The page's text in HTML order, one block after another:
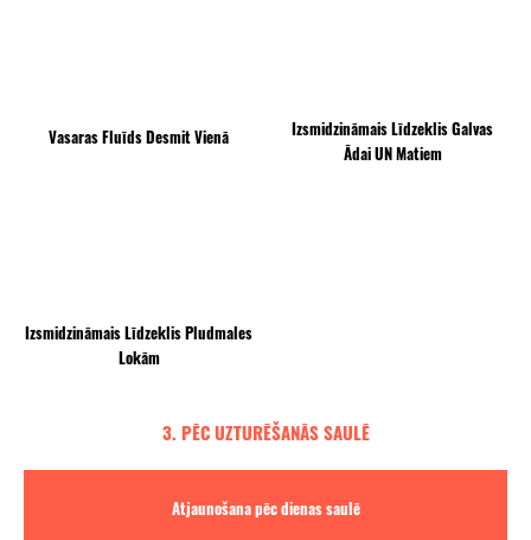
Vasaras Fluīds Desmit Vienā
Izsmidzināmais Līdzeklis Galvas
Ādai UN Matiem
Izsmidzināmais Līdzeklis Pludmales
Lokām
3. PĒC UZTURĒŠANĀS SAULĒ
Atjaunošana pēc dienas saulē